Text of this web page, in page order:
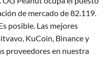
de mercado de 82.119.
posible. Las mejores
KuCoin, Binance y
proveedores en nuestra